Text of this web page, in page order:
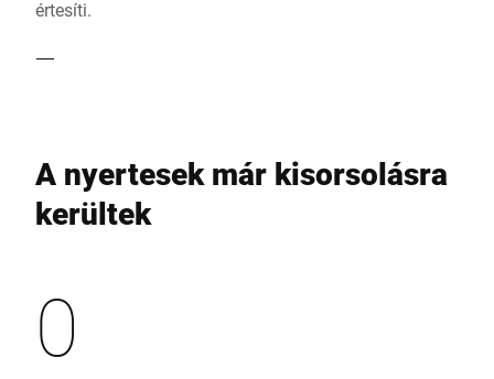
értesíti.
A nyertesek már kisorsolásra
kerültek
0